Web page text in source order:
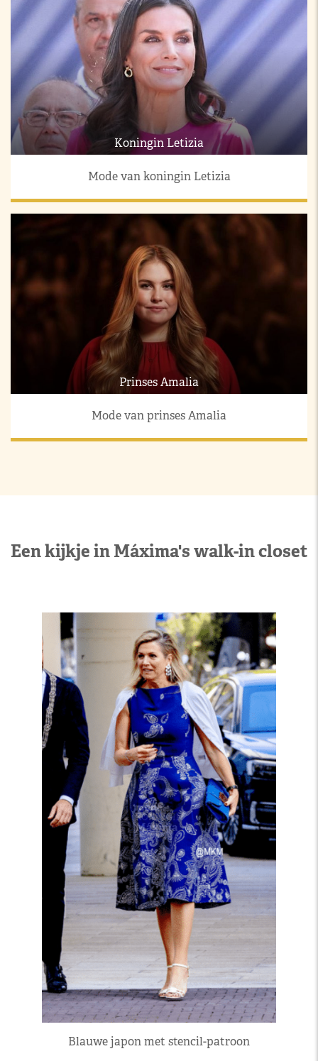
Koningin Letizia
Mode van koningin Letizia
Prinses Amalia
Mode van prinses Amalia
Een kijkje in Máxima's walk-in closet
Blauwe japon met stencil-patroon